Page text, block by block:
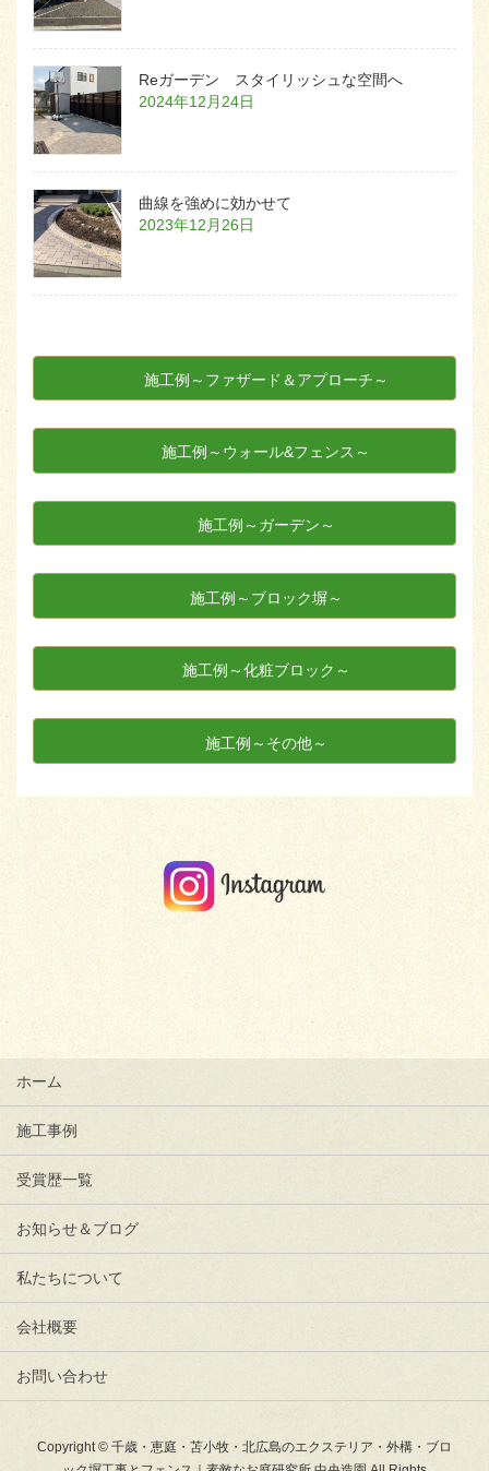
Reガーデン スタイリッシュな空間へ
2024年12月24日
曲線を強めに効かせて
2023年12月26日
施工例～ファザード＆アプローチ～
施工例～ウォール&フェンス～
施工例～ガーデン～
施工例～ブロック塀～
施工例～化粧ブロック～
施工例～その他～
ホーム
施工事例
受賞歴一覧
お知らせ＆ブログ
私たちについて
会社概要
お問い合わせ
Copyright © 千歳・恵庭・苫小牧・北広島のエクステリア・外構・ブロ